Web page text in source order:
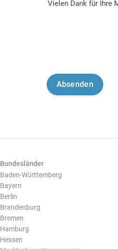
Vielen Dank für Ihre
Bundesländer
Baden-Württemberg
Bayern
Berlin
Brandenburg
Bremen
Hamburg
Hessen